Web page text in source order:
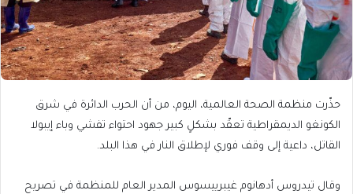
حذّرت منظمة الصحة العالمية، اليوم، من أن الحرب الدائرة في شرق
الكونغو الديمقراطية تعقّد بشكلٍ كبير جهود احتواء تفشي وباء إيبولا
القاتل، داعية إلى وقف فوري لإطلاق النار في هذا البلد.
وقال تيدروس أدهانوم غيبرييسوس المدير العام للمنظمة في تصريح